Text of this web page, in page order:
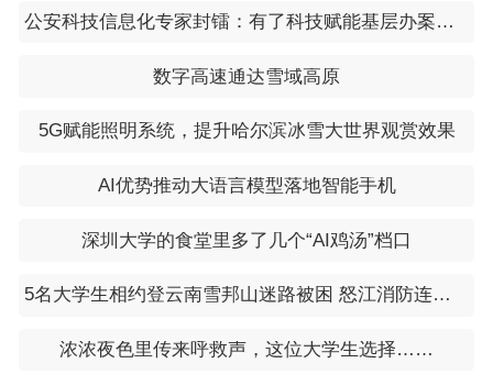
公安科技信息化专家封镭：有了科技赋能基层办案效能大大提升
数字高速通达雪域高原
5G赋能照明系统，提升哈尔滨冰雪大世界观赏效果
AI优势推动大语言模型落地智能手机
深圳大学的食堂里多了几个“AI鸡汤”档口
5名大学生相约登云南雪邦山迷路被困 怒江消防连夜搜救，5人被成功找到转移下山
浓浓夜色里传来呼救声，这位大学生选择……